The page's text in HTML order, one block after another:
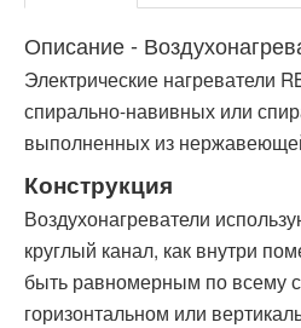
Описание -
Электрические нагреватели
спирально-навивных или
выполненных из
Конструкция
Воздухонагреватели
круглый канал, как внутри
быть равномерным по всему
горизонтальном или